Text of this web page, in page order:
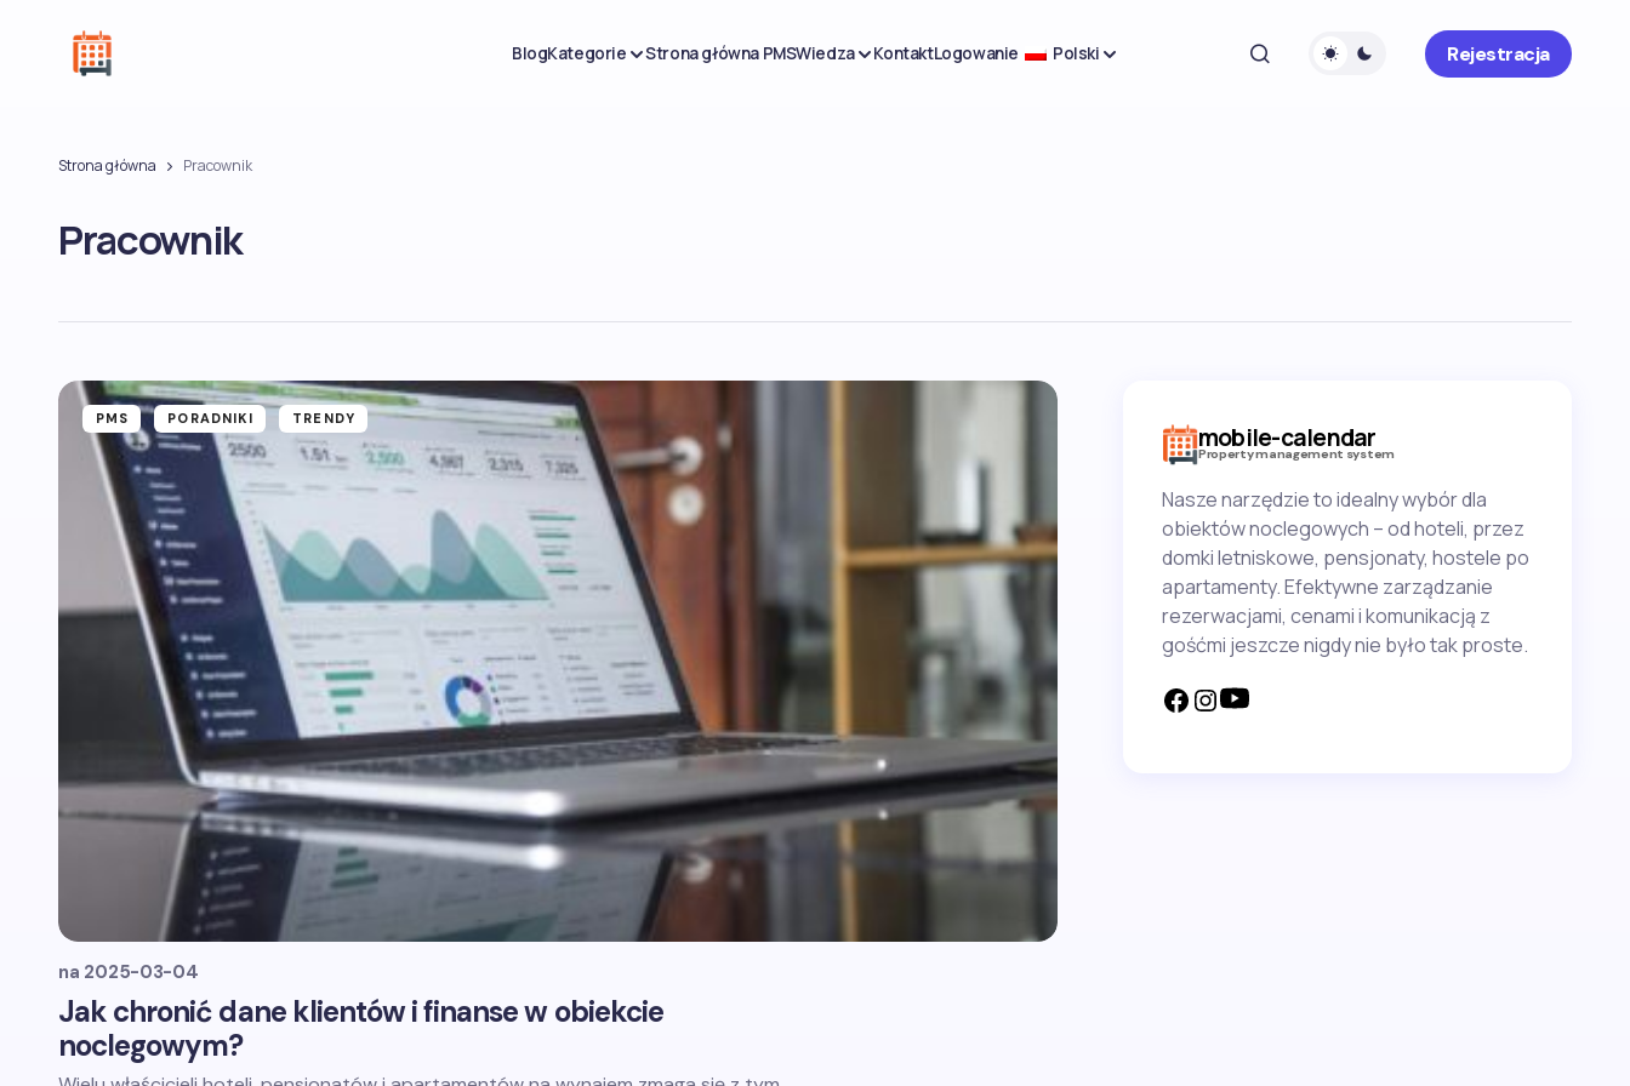
BlogKategorie Strona główna PMSWiedza KontaktLogowanie Polski Rejestracja
Strona główna Pracownik
Pracownik
PMS PORADNIKI TRENDY
na 2025-03-04
Jak chronić dane klientów i finanse w obiekcie
noclegowym?
mobile-calendar
Property management system
Nasze narzędzie to idealny wybór dla
obiektów noclegowych – od hoteli, przez
domki letniskowe, pensjonaty, hostele po
apartamenty. Efektywne zarządzanie
rezerwacjami, cenami i komunikacją z
gośćmi jeszcze nigdy nie było tak proste.